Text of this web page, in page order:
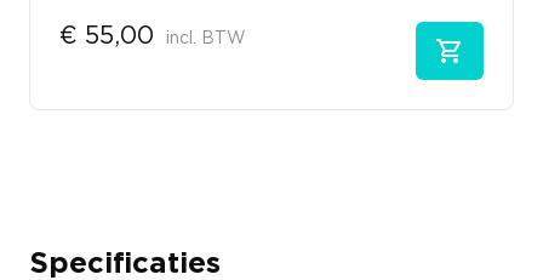
€ 55,00 incl. BTW
Specificaties